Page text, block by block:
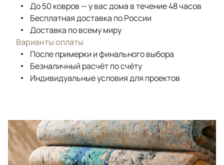
До 50 ковров — у вас дома в течение 48 часов
Бесплатная доставка по России
Доставка по всему миру
Варианты оплаты
После примерки и финального выбора
Безналичный расчёт по счёту
Индивидуальные условия для проектов